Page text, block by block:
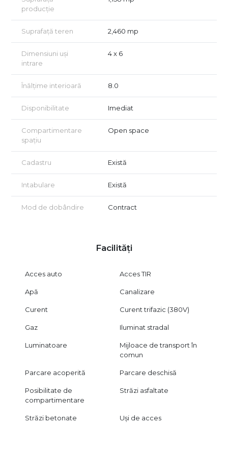
pret. In acest pret este inclus si service charge. Pentru o
jumatate de hala (18 m x 66 m lungime)
Pentru detalii suplimentare, vizionarea proprietatii si stabilirea
unor detalii specifice in functie de nevoile dvs, colegul nostru
Dan va sta la dispozitie.
producție
Suprafață teren 2,460 mp
Dimensiuni uși
intrare
4 x 6
Înălțime interioară 8.0
Disponibilitate Imediat
Compartimentare
spațiu
Open space
Cadastru Există
Intabulare Există
Mod de dobândire Contract
Facilități
Acces auto Acces TIR
Apă Canalizare
Curent Curent trifazic (380V)
Gaz Iluminat stradal
Luminatoare
Mijloace de transport în
comun
Parcare acoperită Parcare deschisă
Posibilitate de
compartimentare
Străzi asfaltate
Străzi betonate Uși de acces